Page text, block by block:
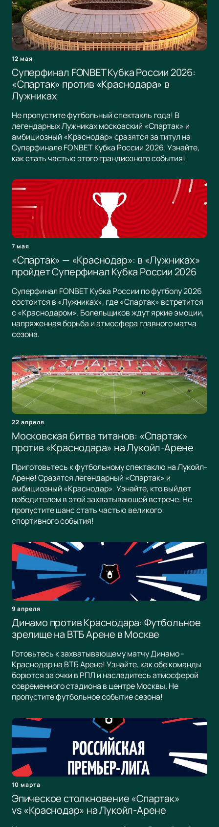
12 мая
Суперфинал FONBET Кубка России 2026:
«Спартак» против «Краснодара» в
Лужниках
Не пропустите футбольный спектакль года! В
легендарных Лужниках московский «Спартак» и
амбициозный «Краснодар» сразятся за титул на
Суперфинале FONBET Кубка России 2026. Узнайте,
как стать частью этого грандиозного события!
7 мая
«Спартак» — «Краснодар»: в «Лужниках»
пройдет Суперфинал Кубка России 2026
Суперфинал FONBET Кубка России по футболу 2026
состоится в «Лужниках», где «Спартак» встретится
с «Краснодаром». Болельщиков ждут яркие эмоции,
напряженная борьба и атмосфера главного матча
сезона.
22 апреля
Московская битва титанов: «Спартак»
против «Краснодара» на Лукойл-Арене
Приготовьтесь к футбольному спектаклю на Лукойл-
Арене! Сразятся легендарный «Спартак» и
амбициозный «Краснодар». Узнайте, кто выйдет
победителем в этой захватывающей встрече. Не
пропустите шанс стать частью великого
спортивного события!
9 апреля
Динамо против Краснодара: Футбольное
зрелище на ВТБ Арене в Москве
Готовьтесь к захватывающему матчу Динамо -
Краснодар на ВТБ Арене! Узнайте, как обе команды
борются за очки в РПЛ и насладитесь атмосферой
современного стадиона в центре Москвы. Не
пропустите футбольное событие сезона!
10 марта
Эпическое столкновение «Спартак»
vs «Краснодар» на Лукойл-Арене